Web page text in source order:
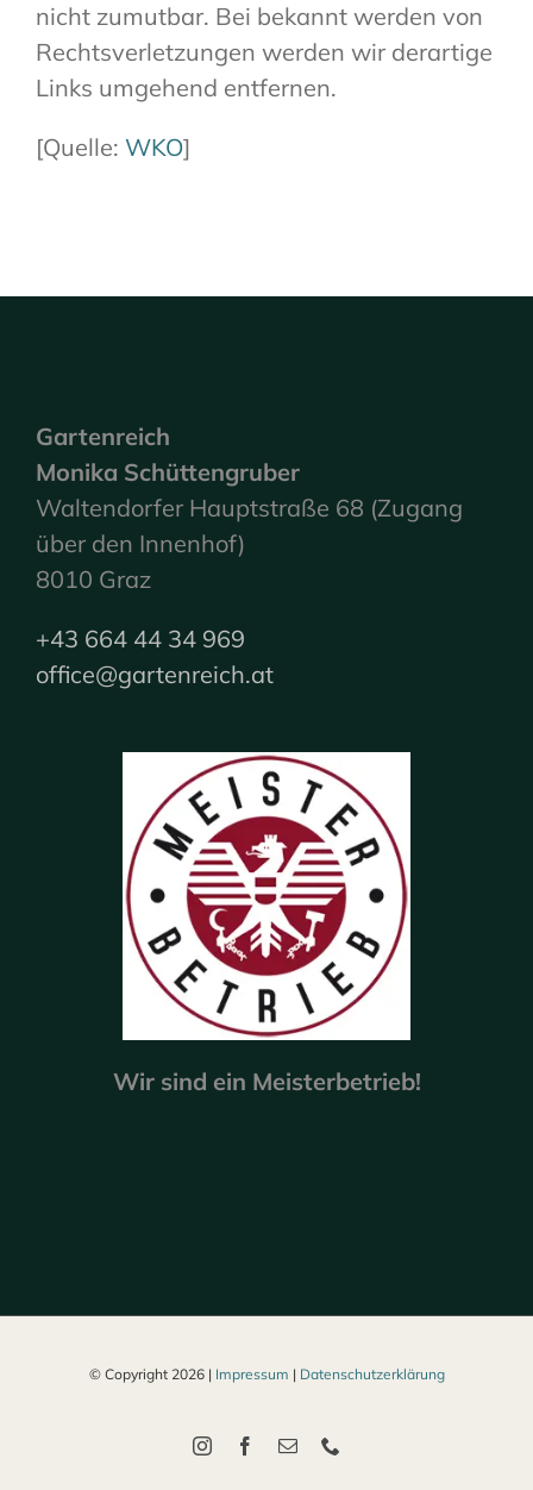
nicht zumutbar. Bei bekannt werden von
Rechtsverletzungen werden wir derartige
Links umgehend entfernen.
[Quelle: WKO]
Gartenreich
Monika Schüttengruber
Waltendorfer Hauptstraße 68 (Zugang
über den Innenhof)
8010 Graz
+43 664 44 34 969
office@gartenreich.at
Wir sind ein Meisterbetrieb!
© Copyright 2026 | Impressum | Datenschutzerklärung
InstagramFacebook
E-